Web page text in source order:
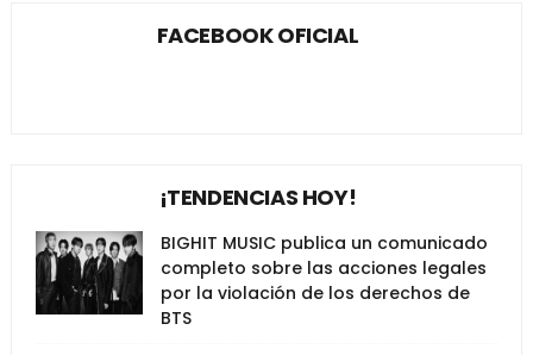
FACEBOOK OFICIAL
¡TENDENCIAS HOY!
BIGHIT MUSIC publica un comunicado
completo sobre las acciones legales
por la violación de los derechos de
BTS